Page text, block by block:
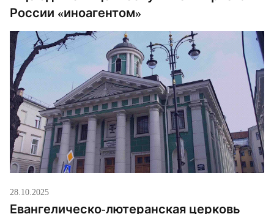
России «иноагентом»
28.10.2025
Евангелическо-лютеранская церковь